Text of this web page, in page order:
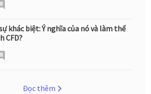
khác biệt: Ý nghĩa của nó và làm thế
CFD?
Đọc thêm